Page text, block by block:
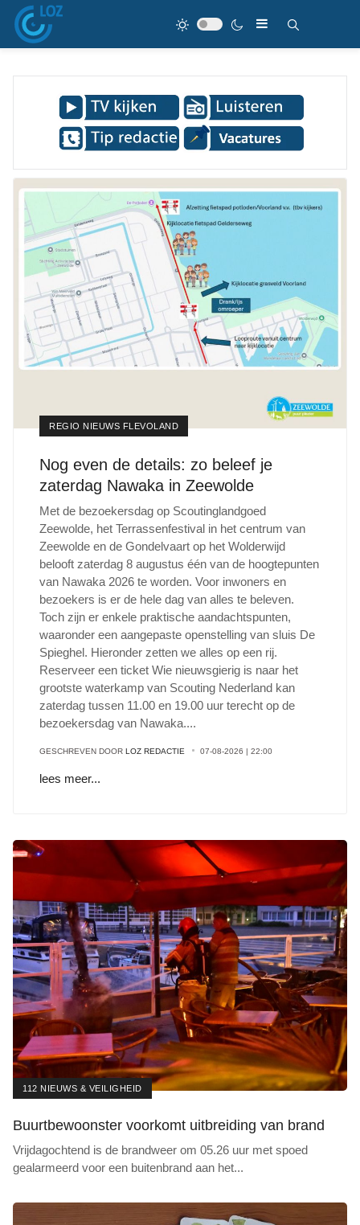
REGIO NIEUWS FLEVOLAND
Nog even de details: zo beleef je
zaterdag Nawaka in Zeewolde
Met de bezoekersdag op Scoutinglandgoed
Zeewolde, het Terrassenfestival in het centrum van
Zeewolde en de Gondelvaart op het Wolderwijd
belooft zaterdag 8 augustus één van de hoogtepunten
van Nawaka 2026 te worden. Voor inwoners en
bezoekers is er de hele dag van alles te beleven.
Toch zijn er enkele praktische aandachtspunten,
waaronder een aangepaste openstelling van sluis De
Spieghel. Hieronder zetten we alles op een rij.
Reserveer een ticket Wie nieuwsgierig is naar het
grootste waterkamp van Scouting Nederland kan
zaterdag tussen 11.00 en 19.00 uur terecht op de
bezoekersdag van Nawaka....
GESCHREVEN DOOR LOZ REDACTIE 07-08-2026 | 22:00
lees meer...
112 NIEUWS & VEILIGHEID
Buurtbewoonster voorkomt uitbreiding van brand
Vrijdagochtend is de brandweer om 05.26 uur met spoed
gealarmeerd voor een buitenbrand aan het...